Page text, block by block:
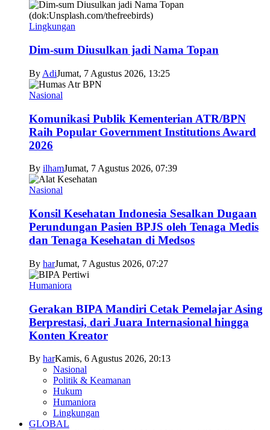
Lingkungan
Dim-sum Diusulkan jadi Nama Topan
By AdiJumat, 7 Agustus 2026, 13:25
Nasional
Komunikasi Publik Kementerian ATR/BPN
Raih Popular Government Institutions Award
2026
By ilhamJumat, 7 Agustus 2026, 07:39
Nasional
Konsil Kesehatan Indonesia Sesalkan Dugaan
Perundungan Pasien BPJS oleh Tenaga Medis
dan Tenaga Kesehatan di Medsos
By harJumat, 7 Agustus 2026, 07:27
Humaniora
Gerakan BIPA Mandiri Cetak Pemelajar Asing
Berprestasi, dari Juara Internasional hingga
Konten Kreator
By harKamis, 6 Agustus 2026, 20:13
Nasional
Politik & Keamanan
Hukum
Humaniora
Lingkungan
GLOBAL